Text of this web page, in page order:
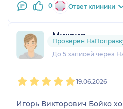
0 Ответ клиники
Михаил
2 отзыва
До 5 записей через
Проверен
19.06.2026
Игорь Викторович Бойко